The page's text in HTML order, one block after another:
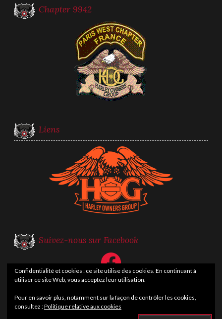
Chapter 9942
Liens
Suivez-nous sur Facebook
Facebook
Confidentialité et cookies : ce site utilise des cookies. En continuant à
utiliser ce site Web, vous acceptez leur utilisation.
Pour en savoir plus, notamment sur la façon de contrôler les cookies,
consultez :Politique relative aux cookies